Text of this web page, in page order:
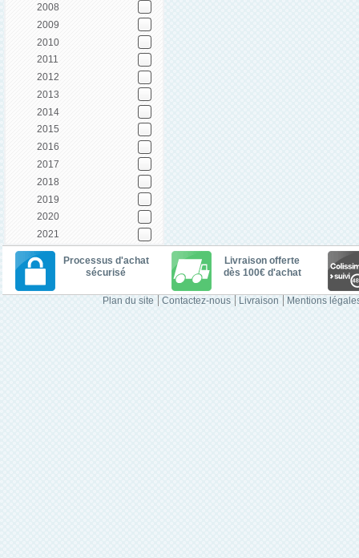
2008
2009
2010
2011
2012
2013
2014
2015
2016
2017
2018
2019
2020
2021
Processus d'achat
sécurisé
Livraison offerte
dès 100€ d'achat
Plan du site Contactez-nous Livraison Mentions